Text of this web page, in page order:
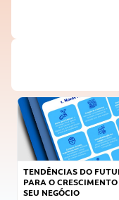
TENDÊNCIAS DO
PARA O
SEU NEGÓCIO